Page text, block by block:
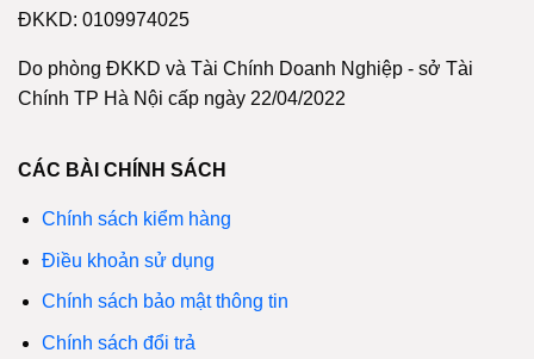
ĐKKD: 0109974025
Do phòng ĐKKD và Tài Chính Doanh Nghiệp - sở Tài
Chính TP Hà Nội cấp ngày 22/04/2022
CÁC BÀI CHÍNH SÁCH
Chính sách kiểm hàng
Điều khoản sử dụng
Chính sách bảo mật thông tin
Chính sách đổi trả